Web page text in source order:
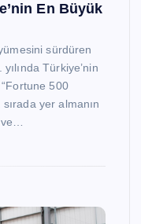
En Büyük
sürdüren
Türkiye’nin
500
yer almanın